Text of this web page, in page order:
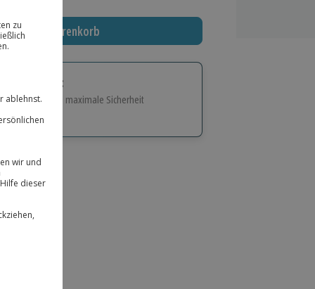
In den Warenkorb
Geschenk:
Flexibilität und maximale Sicherheit
für alle Erlebnisse einlösbar.
verlängerbar.